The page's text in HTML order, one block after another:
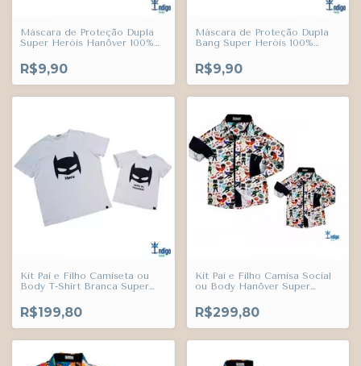
Máscara de Proteção Dupla
Super Heróis Hanôver 100%
Infantil Índigo Trend
R$9,90
Máscara de Proteção Dupla
Bang Super Heróis 100%
Infantil Índigo Trend
R$9,90
Kit Pai e Filho Camiseta ou
Body T-Shirt Branca Super
Trend
R$199,80
Kit Pai e Filho Camisa Social
ou Body Hanôver Super
R$299,80